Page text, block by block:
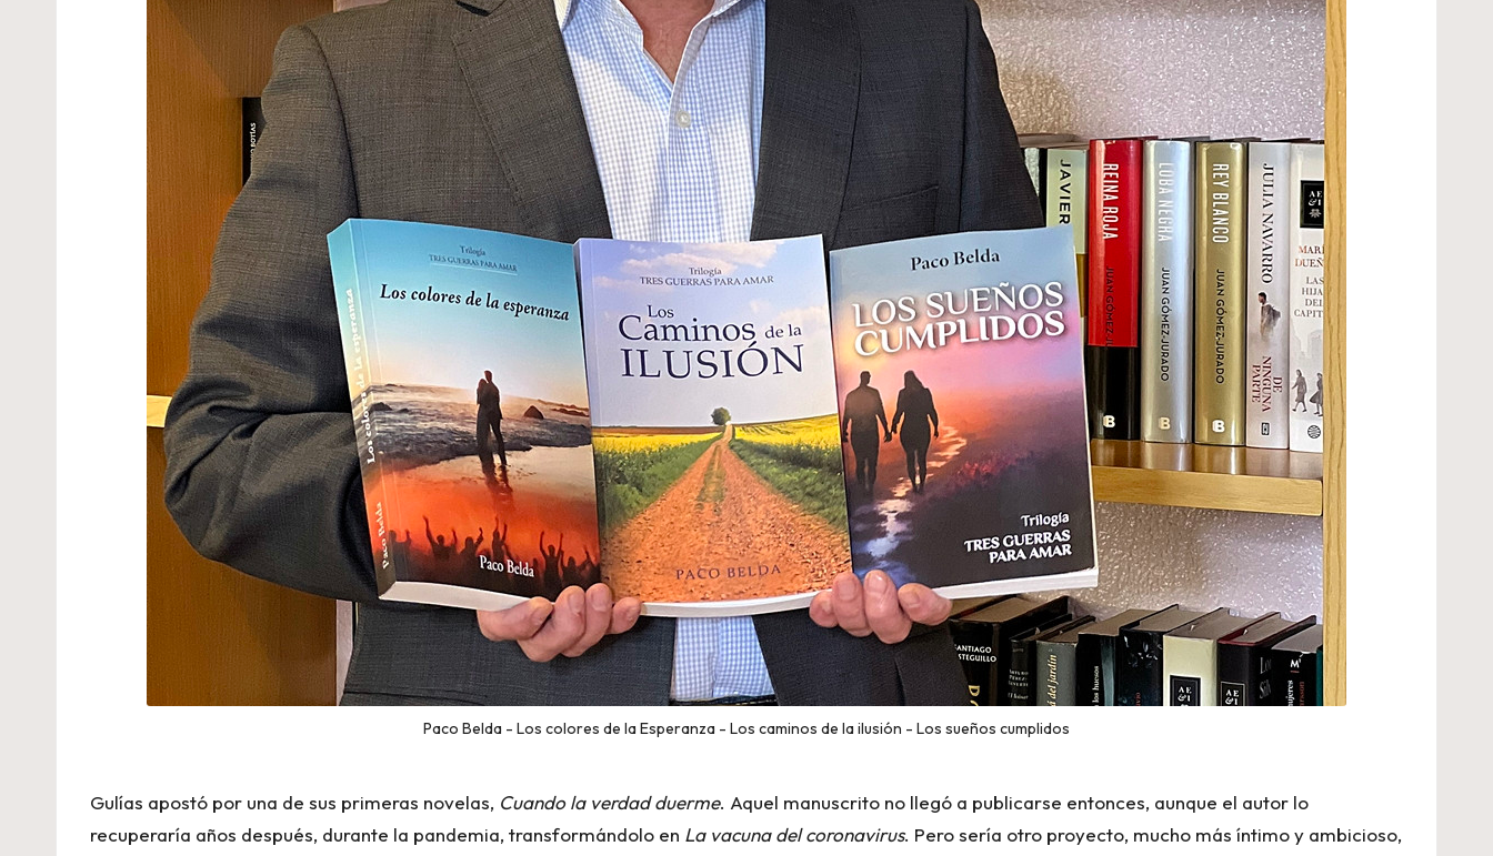
Paco Belda - Los colores de la Esperanza - Los caminos de la ilusión - Los sueños cumplidos
Gulías apostó por una de sus primeras novelas, Cuando la verdad duerme. Aquel manuscrito no llegó a publicarse entonces, aunque el autor lo
recuperaría años después, durante la pandemia, transformándolo en La vacuna del coronavirus. Pero sería otro proyecto, mucho más íntimo y ambicioso,